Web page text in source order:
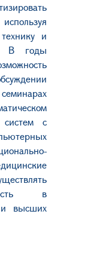
и
В годы
систем с
в
и высших